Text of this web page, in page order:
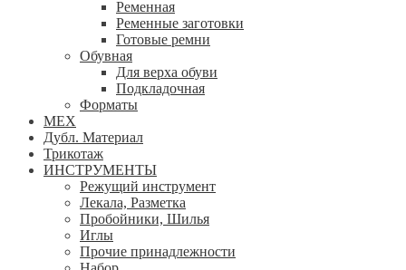
Ременная
Ременные заготовки
Готовые ремни
Обувная
Для верха обуви
Подкладочная
Форматы
МЕХ
Дубл. Материал
Трикотаж
ИНСТРУМЕНТЫ
Режущий инструмент
Лекала, Разметка
Пробойники, Шилья
Иглы
Прочие принадлежности